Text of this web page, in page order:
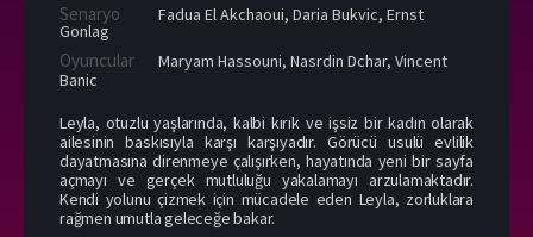
Senaryo Fadua El Akchaoui, Daria Bukvic, Ernst
Gonlag
Oyuncular Maryam Hassouni, Nasrdin Dchar, Vincent
Banic
Leyla, otuzlu yaşlarında, kalbi kırık ve işsiz bir kadın olarak
ailesinin baskısıyla karşı karşıyadır. Görücü usulü evlilik
dayatmasına direnmeye çalışırken, hayatında yeni bir sayfa
açmayı ve gerçek mutluluğu yakalamayı arzulamaktadır.
Kendi yolunu çizmek için mücadele eden Leyla, zorluklara
rağmen umutla geleceğe bakar.